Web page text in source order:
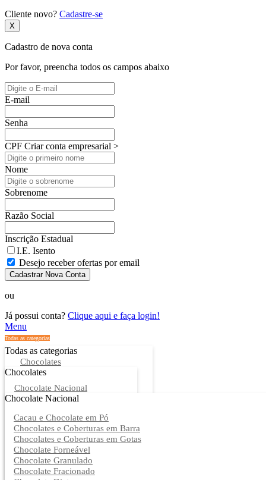
Cliente novo? Cadastre-se
X
Cadastro de nova conta
Por favor, preencha todos os campos abaixo
E-mail
Senha
CPF Criar conta empresarial >
Nome
Sobrenome
Razão Social
Inscrição Estadual
I.E. Isento
Desejo receber ofertas por email
Cadastrar Nova Conta
ou
Já possui conta? Clique aqui e faça login!
Menu
Todas as categorias
Todas as categorias
Chocolates
Chocolates
Chocolate Nacional
Chocolate Nacional
Cacau e Chocolate em Pó
Chocolates e Coberturas em Barra
Chocolates e Coberturas em Gotas
Chocolate Forneável
Chocolate Granulado
Chocolate Fracionado